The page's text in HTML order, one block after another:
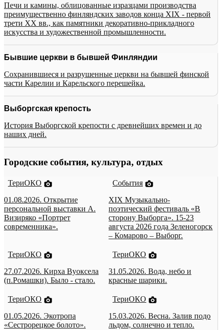
Печи и камины, облицованные изразцами производства
преимущественно финляндских заводов конца XIX - первой
трети XX вв., как памятники декоративно-прикладного
искусства и художественной промышленности.
Бывшие церкви в бывшей Финляндии
Сохранившиеся и разрушенные церкви на бывшей финской
части Карелии и Карельского перешейка.
Выборгская крепость
История Выборгской крепости с древнейших времен и до
наших дней.
Городские события, культура, отдых
ТериОКО
01.08.2026. Открытие
персональной выставки А.
Визиряко «Портрет
современника».
События
XIX Музыкально-
поэтический фестиваль «В
сторону Выборга». 15-23
августа 2026 года Зеленогорск
– Комарово – Выборг.
ТериОКО
27.07.2026. Кирха Вуоксела
(п.Ромашки). Было - стало.
ТериОКО
31.05.2026. Вода, небо и
красные шарики.
ТериОКО
01.05.2026. Экотропа
«Сестрорецкое болото».
ТериОКО
15.03.2026. Весна. Залив подо
льдом, солнечно и тепло.